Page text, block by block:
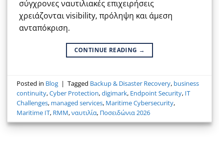
σύγχρονες ναυτιλιακές επιχειρήσεις
χρειάζονται visibility, πρόληψη και άμεση
ανταπόκριση.
CONTINUE READING →
Posted in Blog | Tagged Backup & Disaster Recovery, business
continuity,Cyber Protection,digimark, Endpoint Security, IT
Challenges, managed services, Maritime Cybersecurity,
Maritime IT, RMM,ναυτιλία, Ποσειδώνια 2026